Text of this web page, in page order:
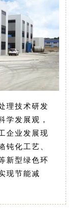
理技术研发
学发展观，
企业发展现
钝化工艺、
新型绿色环
现节能减